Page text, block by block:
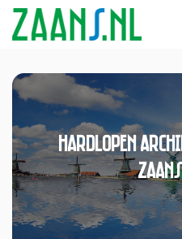
hardlopen